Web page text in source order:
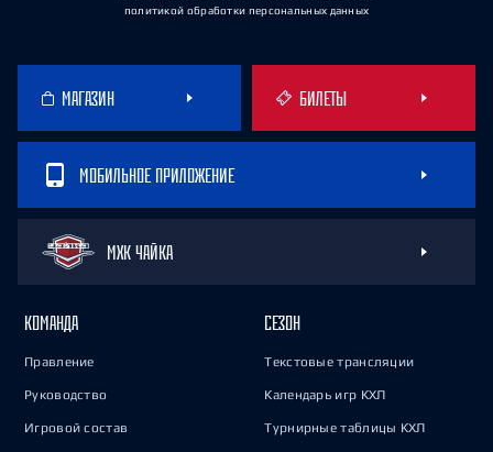
политикой обработки персональных данных
МАГАЗИН БИЛЕТЫ
МОБИЛЬНОЕ ПРИЛОЖЕНИЕ
МХК ЧАЙКА
КОМАНДА
Правление
Руководство
Игровой состав
СЕЗОН
Текстовые трансляции
Календарь игр КХЛ
Турнирные таблицы КХЛ